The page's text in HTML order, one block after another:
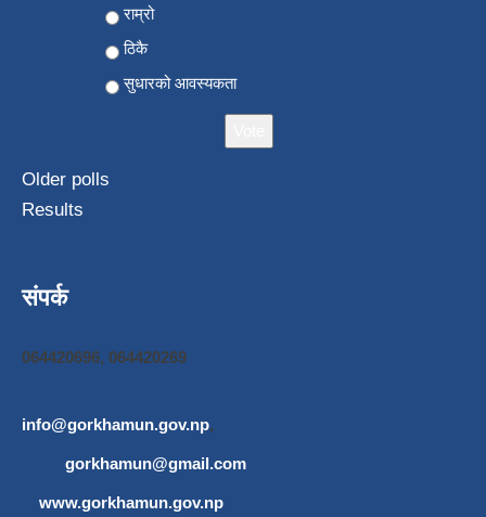
राम्रो
ठिकै
सुधारको आवस्यकता
Older polls
Results
संपर्क
064420696, 064420269
info@gorkhamun.gov.np,
gorkhamun@gmail.com
www.gorkhamun.gov.np